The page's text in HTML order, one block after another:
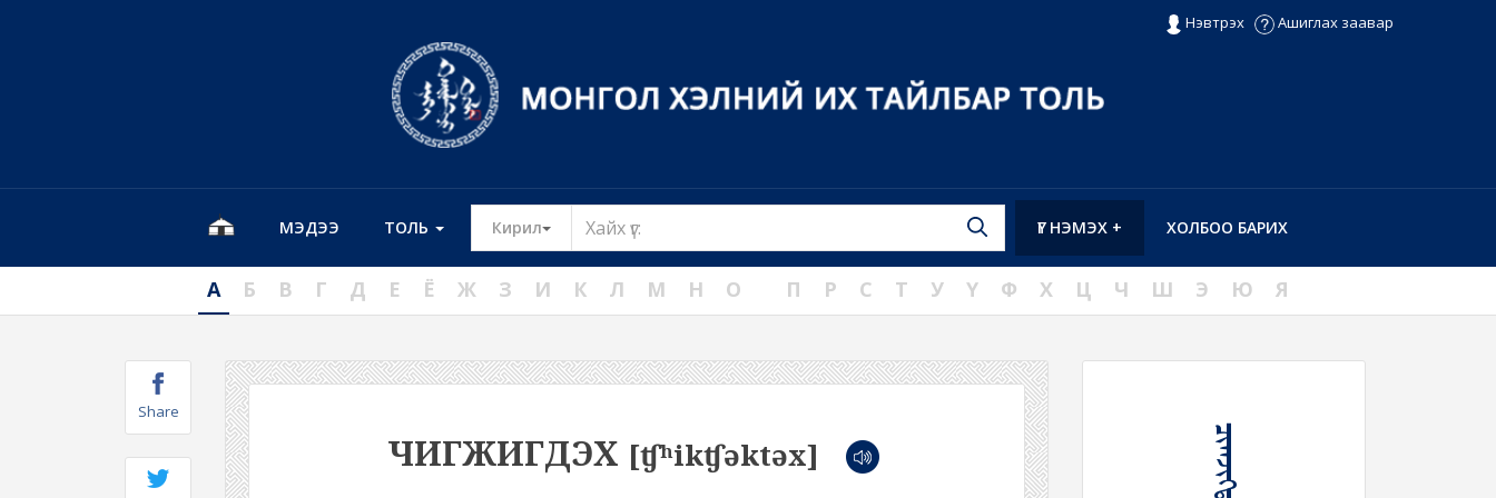
Нэвтрэх Ашиглах заавар
МЭДЭЭ ТОЛЬ Кирил Toggle Dropdown ХОЛБОО БАРИХ
ҮГ НЭМЭХ +
А Б В Г Д Е Ё Ж З И К Л М Н О П Р С Т У Ү Ф Х Ц Ч Ш Э Ю Я
Share
ЧИГЖИГДЭХ [ʧʰikʧəktəx] ᠴᠢᠭᠵᠢᠭᠳᠡᠬᠦ